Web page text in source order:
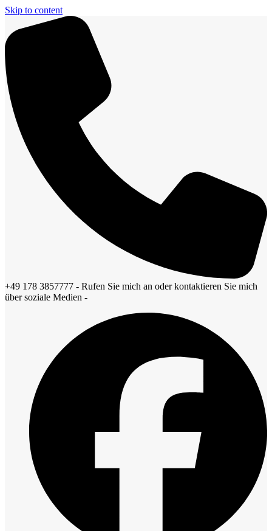
Skip to content
+49 178 3857777 - Rufen Sie mich an oder kontaktieren Sie mich
über soziale Medien -